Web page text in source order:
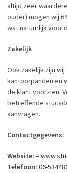
altijd zeer
ouder) mogen wij
wat natuurlijk voor
Zakelijk
Ook zakelijk zijn
kantoorpanden en
de klant voorzien.
betreffende
aanvragen.
Contactgegevens:
Website: –
Telefoon: 06-